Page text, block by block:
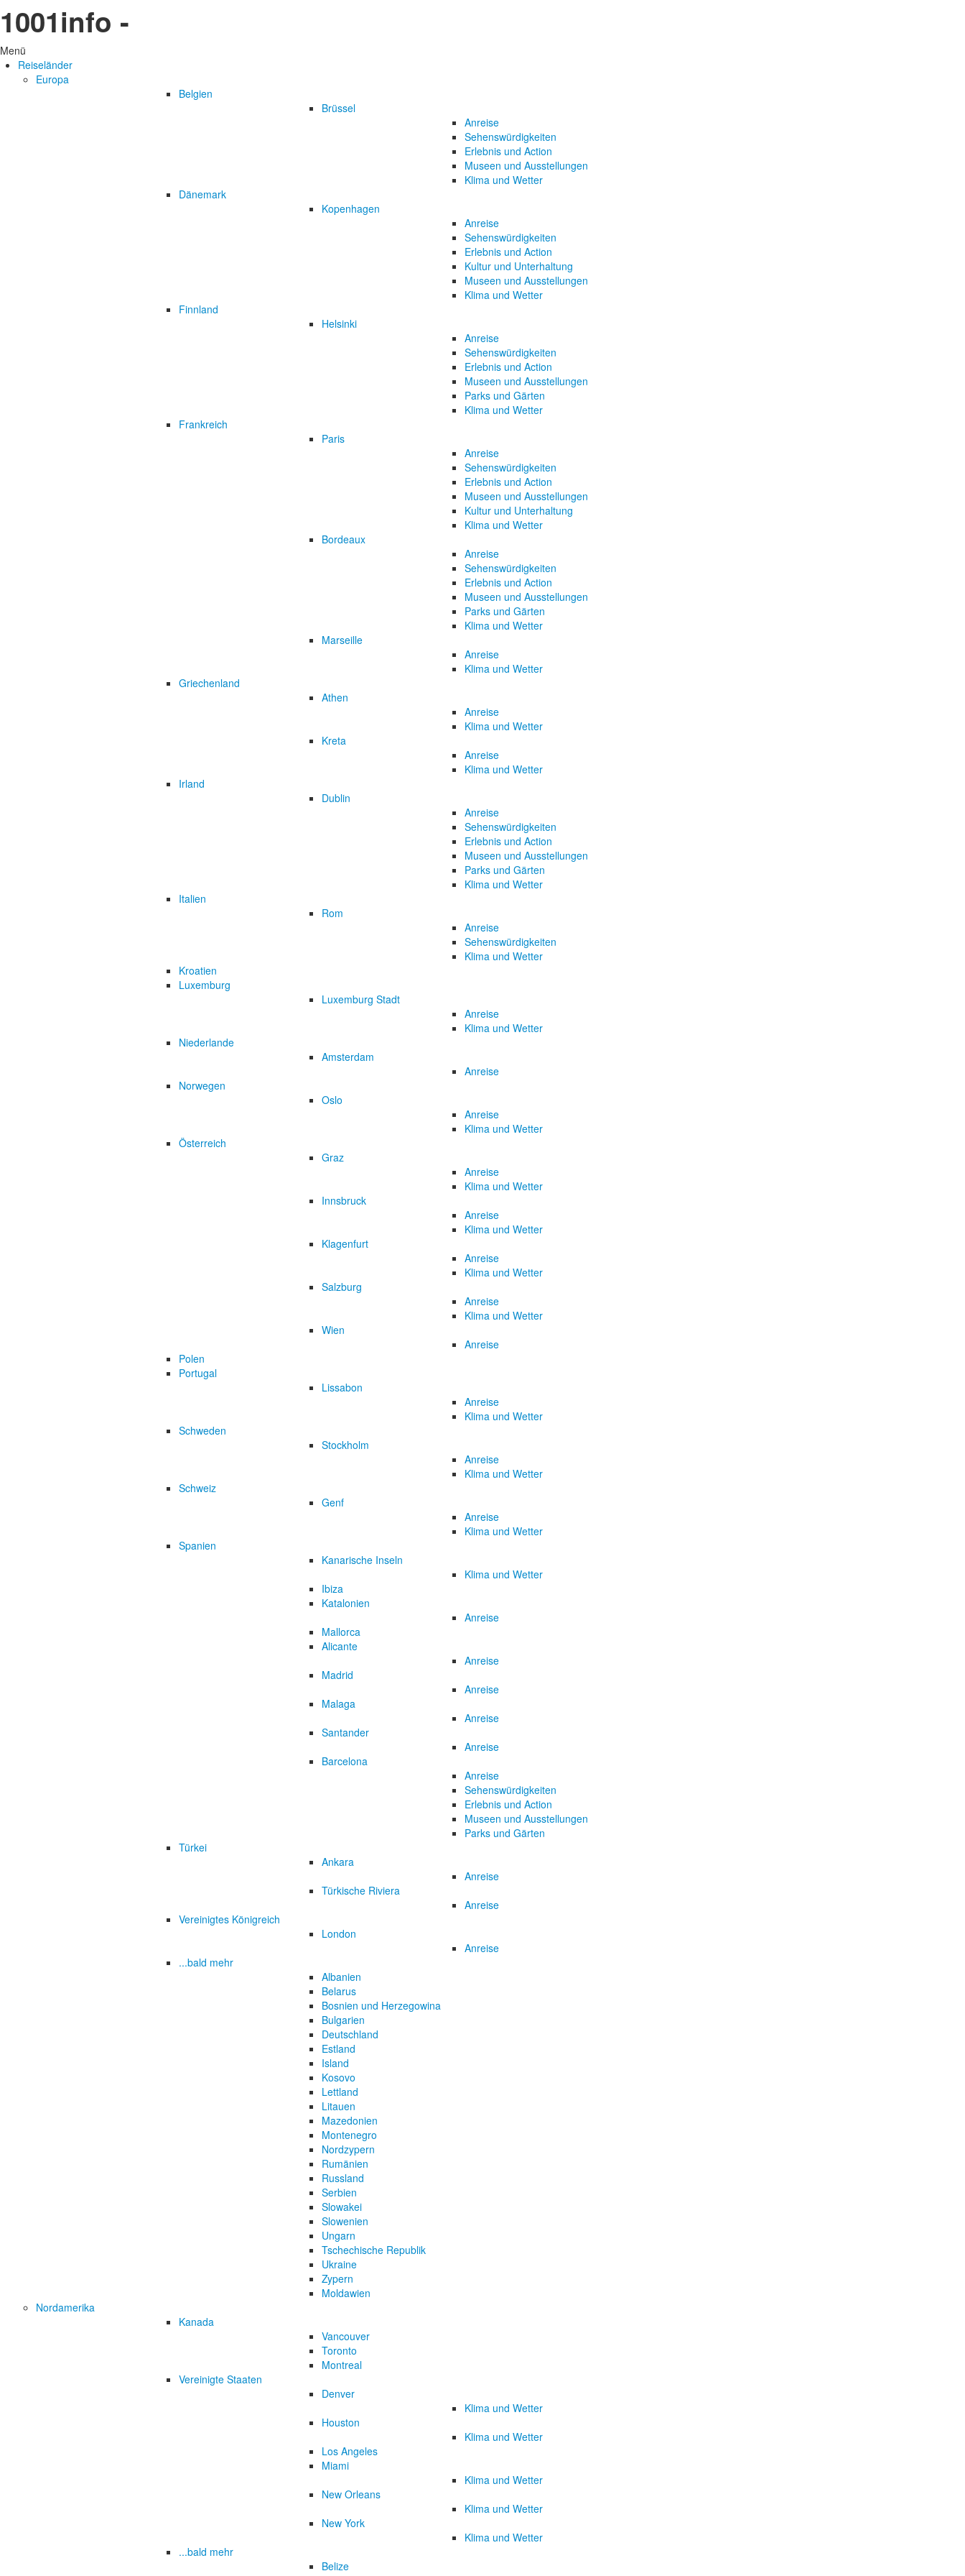
1001info -
Menü
Reiseländer
Europa
Belgien
Brüssel
Anreise
Sehenswürdigkeiten
Erlebnis und Action
Museen und Ausstellungen
Klima und Wetter
Dänemark
Kopenhagen
Anreise
Sehenswürdigkeiten
Erlebnis und Action
Kultur und Unterhaltung
Museen und Ausstellungen
Klima und Wetter
Finnland
Helsinki
Anreise
Sehenswürdigkeiten
Erlebnis und Action
Museen und Ausstellungen
Parks und Gärten
Klima und Wetter
Frankreich
Paris
Anreise
Sehenswürdigkeiten
Erlebnis und Action
Museen und Ausstellungen
Kultur und Unterhaltung
Klima und Wetter
Bordeaux
Anreise
Sehenswürdigkeiten
Erlebnis und Action
Museen und Ausstellungen
Parks und Gärten
Klima und Wetter
Marseille
Anreise
Klima und Wetter
Griechenland
Athen
Anreise
Klima und Wetter
Kreta
Anreise
Klima und Wetter
Irland
Dublin
Anreise
Sehenswürdigkeiten
Erlebnis und Action
Museen und Ausstellungen
Parks und Gärten
Klima und Wetter
Italien
Rom
Anreise
Sehenswürdigkeiten
Klima und Wetter
Kroatien
Luxemburg
Luxemburg Stadt
Anreise
Klima und Wetter
Niederlande
Amsterdam
Anreise
Norwegen
Oslo
Anreise
Klima und Wetter
Österreich
Graz
Anreise
Klima und Wetter
Innsbruck
Anreise
Klima und Wetter
Klagenfurt
Anreise
Klima und Wetter
Salzburg
Anreise
Klima und Wetter
Wien
Anreise
Polen
Portugal
Lissabon
Anreise
Klima und Wetter
Schweden
Stockholm
Anreise
Klima und Wetter
Schweiz
Genf
Anreise
Klima und Wetter
Spanien
Kanarische Inseln
Klima und Wetter
Ibiza
Katalonien
Anreise
Mallorca
Alicante
Anreise
Madrid
Anreise
Malaga
Anreise
Santander
Anreise
Barcelona
Anreise
Sehenswürdigkeiten
Erlebnis und Action
Museen und Ausstellungen
Parks und Gärten
Türkei
Ankara
Anreise
Türkische Riviera
Anreise
Vereinigtes Königreich
London
Anreise
...bald mehr
Albanien
Belarus
Bosnien und Herzegowina
Bulgarien
Deutschland
Estland
Island
Kosovo
Lettland
Litauen
Mazedonien
Montenegro
Nordzypern
Rumänien
Russland
Serbien
Slowakei
Slowenien
Ungarn
Tschechische Republik
Ukraine
Zypern
Moldawien
Nordamerika
Kanada
Vancouver
Toronto
Montreal
Vereinigte Staaten
Denver
Klima und Wetter
Houston
Klima und Wetter
Los Angeles
Miami
Klima und Wetter
New Orleans
Klima und Wetter
New York
Klima und Wetter
...bald mehr
Belize